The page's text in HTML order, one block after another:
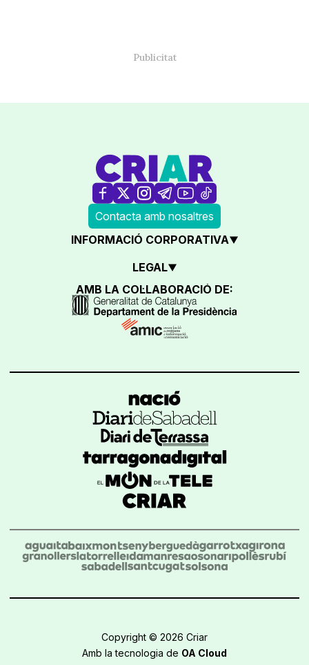
Contacta amb nosaltres
INFORMACIÓ CORPORATIVA
LEGAL
AMB LA COL·LABORACIÓ DE:
Copyright © 2026 Criar
Amb la tecnologia de OA Cloud